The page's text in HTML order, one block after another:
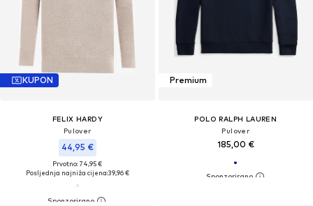
KUPON
FELIX HARDY
Pulover
44,95 €
Prvotno: 74,95 €
Posljednja najniža cijena:39,96 €
Premium
POLO RALPH LAUREN
Pulover
185,00 €